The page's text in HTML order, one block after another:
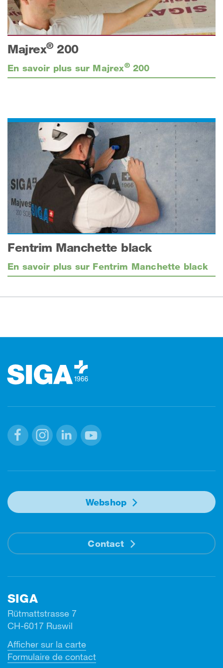
Majrex®200
En savoir plus sur Majrex®200
Fentrim Manchette black
En savoir plus sur Fentrim Manchette black
Webshop
Contact
SIGA
Rütmattstrasse 7
CH-6017 Ruswil
Afficher sur la carte
Formulaire de contact